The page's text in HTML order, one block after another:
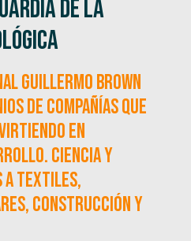
de la
Guillermo Brown
de compañías que
en
Ciencia y
a textiles,
construcción y